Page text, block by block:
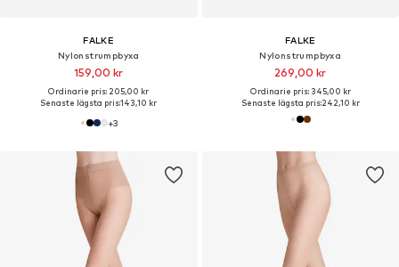
FALKE
Nylonstrumpbyxa
159,00 kr
Ordinarie pris: 205,00 kr
Senaste lägsta pris:143,10 kr
+3
FALKE
Nylonstrumpbyxa
269,00 kr
Ordinarie pris: 345,00 kr
Senaste lägsta pris:242,10 kr